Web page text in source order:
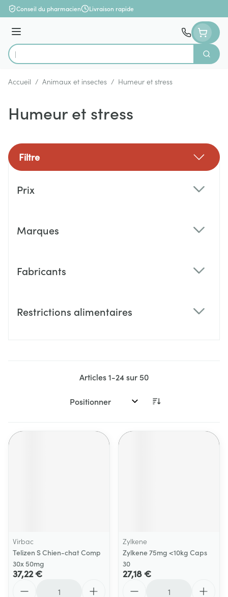
Aller au contenu
Conseil du pharmacien Livraison rapide
Menu
Rechercher
Accueil / Animaux et insectes / Humeur et stress
Humeur et stress
Filtre
Prix
Marques
Fabricants
Restrictions alimentaires
Articles1-24sur50
Trier par:
Virbac
Telizen S Chien-chat Comp
30x 50mg
37,22 €
Zylkene
Zylkene 75mg <10kg Caps
30
27,18 €